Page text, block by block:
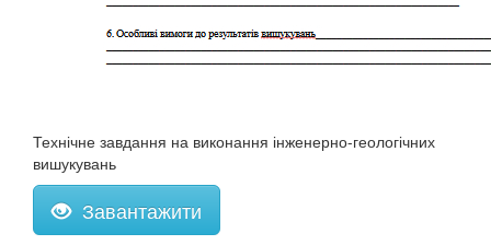
Технічне завдання на виконання інженерно-геологічних
вишукувань
Завантажити